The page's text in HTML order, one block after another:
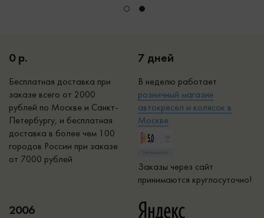
0 р.
Бесплатная доставка при
заказе всего от 2000
рублей по Москве и Санкт-
Петербургу, и бесплатная
доставка в более чем 100
городов России при заказе
от 7000 рублей
7 дней
В неделю работает
розничный магазин
автокресел и колясок в
Москве.
Заказы через сайт
принимаются круглосуточно!
2006